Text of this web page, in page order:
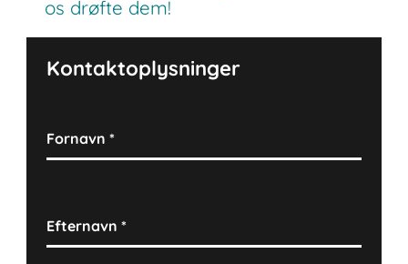
os drøfte dem!
Kontaktoplysninger
Fornavn*
Efternavn*